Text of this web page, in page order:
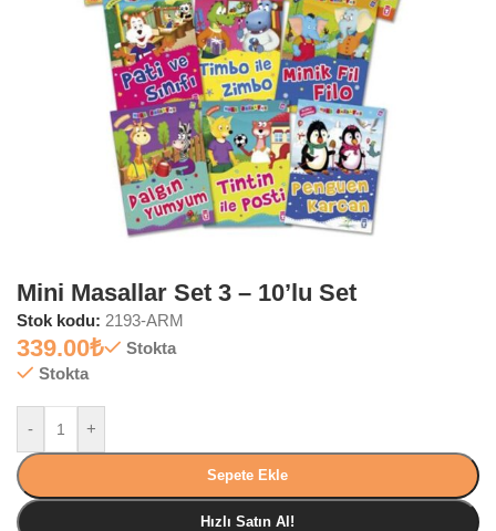
Mini Masallar Set 3 – 10’lu Set
Stok kodu: 2193-ARM
339.00₺
Stokta
Stokta
- +
Sepete Ekle
Hızlı Satın Al!